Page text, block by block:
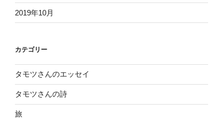
2019年10月
カテゴリー
タモツさんのエッセイ
タモツさんの詩
旅